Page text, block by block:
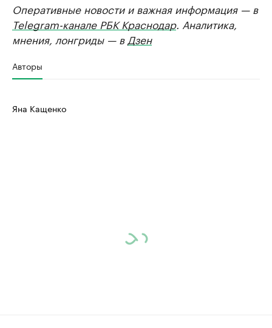
Оперативные новости и важная информация — в
Telegram-канале РБК Краснодар. Аналитика,
мнения, лонгриды — в Дзен
Авторы
Яна Кащенко